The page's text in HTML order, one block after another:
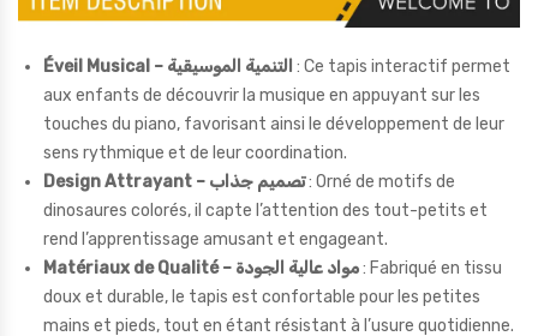
Éveil Musical – التنمية الموسيقية : Ce tapis interactif permet
aux enfants de découvrir la musique en appuyant sur les
touches du piano, favorisant ainsi le développement de leur
sens rythmique et de leur coordination.
Design Attrayant – تصميم جذاب: Orné de motifs de
dinosaures colorés, il capte l’attention des tout-petits et
rend l’apprentissage amusant et engageant.
Matériaux de Qualité – مواد عالية الجودة: Fabriqué en tissu
doux et durable, le tapis est confortable pour les petites
mains et pieds, tout en étant résistant à l’usure quotidienne.